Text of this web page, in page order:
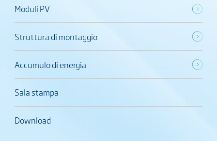
Moduli PV
Struttura di montaggio
Accumulo di energia
Sala stampa
Download